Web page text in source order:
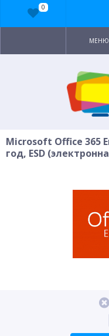
МЕНЮ
Microsoft Office 365
год, ESD
0